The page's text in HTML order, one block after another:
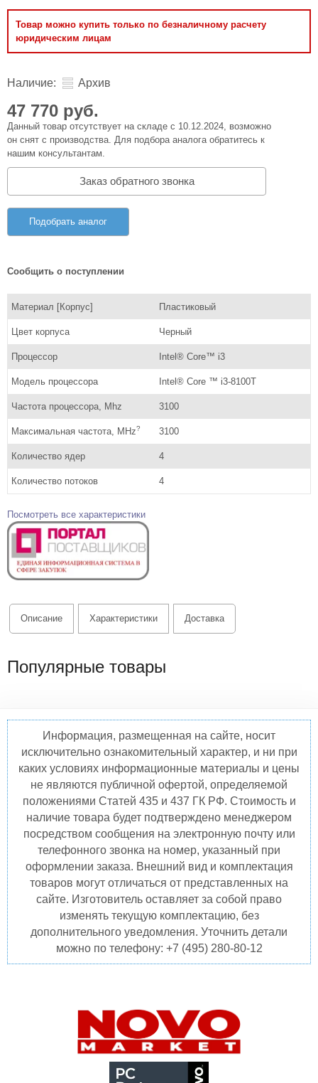
Товар можно купить только по безналичному расчету
юридическим лицам
Наличие: Архив
47 770 руб.
Данный товар отсутствует на складе с 10.12.2024, возможно
он снят с производства. Для подбора аналога обратитесь к
нашим консультантам.
Заказ обратного звонка
Подобрать аналог
Сообщить о поступлении
Материал [Корпус] Пластиковый
Цвет корпуса Черный
Процессор Intel® Core™ i3
Модель процессора Intel® Core ™ i3-8100T
Частота процессора, Mhz 3100
Максимальная частота, MHz? 3100
Количество ядер 4
Количество потоков 4
Посмотреть все характеристики
Описание Характеристики Доставка
Популярные товары
Информация, размещенная на сайте, носит
исключительно ознакомительный характер, и ни при
каких условиях информационные материалы и цены
не являются публичной офертой, определяемой
положениями Статей 435 и 437 ГК РФ. Стоимость и
наличие товара будет подтверждено менеджером
посредством сообщения на электронную почту или
телефонного звонка на номер, указанный при
оформлении заказа. Внешний вид и комплектация
товаров могут отличаться от представленных на
сайте. Изготовитель оставляет за собой право
изменять текущую комплектацию, без
дополнительного уведомления. Уточнить детали
можно по телефону: +7 (495) 280-80-12